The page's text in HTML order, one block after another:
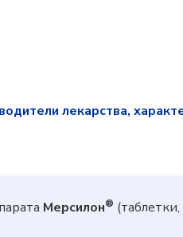
лекарства,
Мерсилон®